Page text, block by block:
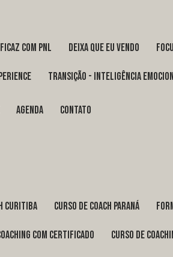
COM PNL DEIXA QUE EU VENDO
TRANSIÇÃO - INTELIGÊNCIA
Agenda Contato
Curitiba curso de coach Paraná
com certificado curso de